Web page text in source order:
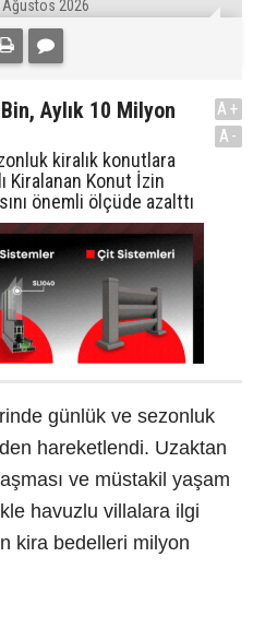
Ağustos 2026
Aylık 10 Milyon
kiralık konutlara
Kiralanan Konut İzin
önemli ölçüde azalttı
A+
A-
günlük ve sezonluk
hareketlendi. Uzaktan
ve müstakil yaşam
havuzlu villalara ilgi
kira bedelleri milyon